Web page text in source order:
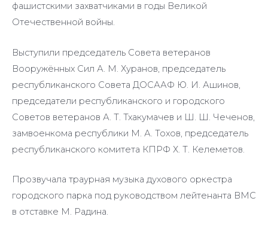
фашистскими захватчиками в годы Великой
Отечественной войны.
Выступили председатель Совета ветеранов
Вооружённых Сил А. М. Хуранов, председатель
республиканского Совета ДОСААФ Ю. И. Ашинов,
председатели республиканского и городского
Советов ветеранов А. Т. Тхакумачев и Ш. Ш. Чеченов,
замвоенкома республики М. А. Тохов, председатель
республиканского комитета КПРФ Х. Т. Келеметов.
Прозвучала траурная музыка духового оркестра
городского парка под руководством лейтенанта ВМС
в отставке М. Радина.